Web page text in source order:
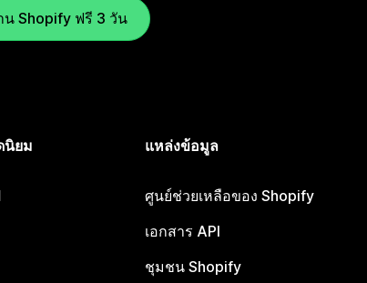
น Shopify ฟรี 3 วัน
นิยม แหล่งข้อมูล
ศูนย์ช่วยเหลือของ Shopify
เอกสาร API
ชุมชน Shopify